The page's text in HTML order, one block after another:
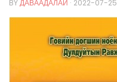
BYДАВААДАЛАЙ · 2022-07-25